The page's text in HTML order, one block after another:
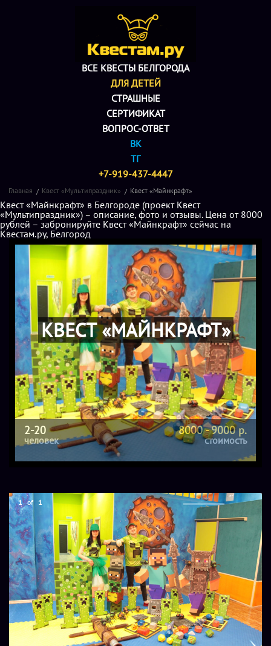
ВСЕ КВЕСТЫ БЕЛГОРОДА
ДЛЯ ДЕТЕЙ
СТРАШНЫЕ
СЕРТИФИКАТ
ВОПРОС-ОТВЕТ
ВК
ТГ
+7-919-437-4447
Главная Квест «Мультипраздник» Квест «Майнкрафт»
Квест «Майнкрафт» в Белгороде (проект Квест
«Мультипраздник») – описание, фото и отзывы. Цена от 8000
рублей – забронируйте Квест «Майнкрафт» сейчас на
Квестам.ру, Белгород
КВЕСТ «МАЙНКРАФТ»
2-20
человек
8000 - 9000 р.
стоимость
1 of 1